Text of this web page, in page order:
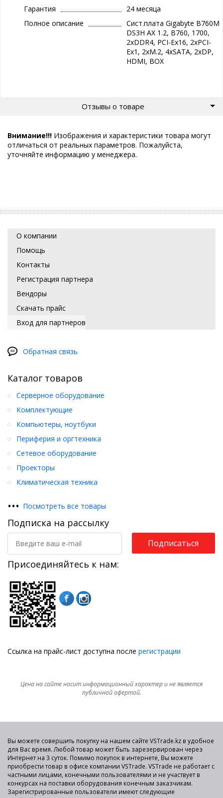
Гарантия
24 месяца
Полное описание
Сист.плата Gigabyte B760M
DS3H AX 1.2, B760, 1700,
2xDDR4, PCI-Ex16, 2xPCI-
Ex1, 2xM.2, 4xSATA, 2xDP,
HDMI, BOX
Отзывы о товаре
Внимание!!! Изображения и характеристики товара могут
отличаться от реальных параметров. Пожалуйста,
уточняйте информацию у менеджера.
О компании
Помощь
Контакты
Регистрация партнера
Вендоры
Скачать прайс
Вход для партнеров
Обратная связь
Каталог товаров
Серверное оборудование
Комплектующие
Компьютеры, ноутбуки
Периферия и оргтехника
Сетевое оборудование
Проекторы
Климатическая техника
••• Посмотреть все товары
Подписка на рассылку
Подписаться
Присоединяйтесь к нам:
Ссылка на прайс-лист доступна после регистрации
Цена на сайте носит информационный характер и не является
публичной офертой.
Вы можете совершить покупку на нашем сайте VSTrade.kz в удобное
для Вас время. Любой товар может быть зарезервирован через
Интернет на 3 суток. Помимо покупок в интернете, Вы можете
приобрести товар в офисе компании VSTrade. VSTrade не работает с
частными лицами, конечными пользователями и не участвует в
конкурсах на поставки оборудования конечным заказчикам.
Зарегистрированные пользователи имеют следующие